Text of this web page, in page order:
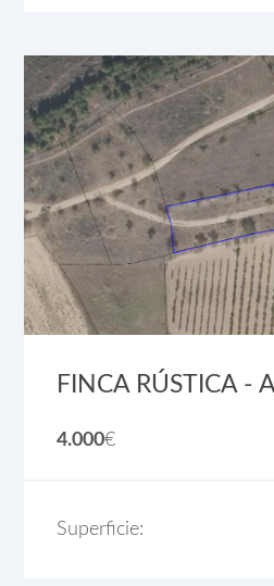
FINCA RÚSTICA -
4.000€
Superficie: